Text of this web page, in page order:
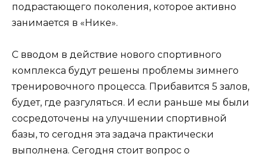
подрастающего поколения, которое активно
занимается в «Нике».
С вводом в действие нового спортивного
комплекса будут решены проблемы зимнего
тренировочного процесса. Прибавится 5 залов,
будет, где разгуляться. И если раньше мы были
сосредоточены на улучшении спортивной
базы, то сегодня эта задача практически
выполнена. Сегодня стоит вопрос о